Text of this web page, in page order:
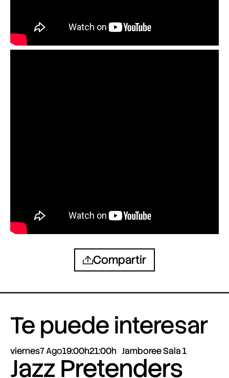
Compartir
Te puede interesar
viernes7 Ago19:00h21:00h Jamboree Sala 1
Jazz Pretenders